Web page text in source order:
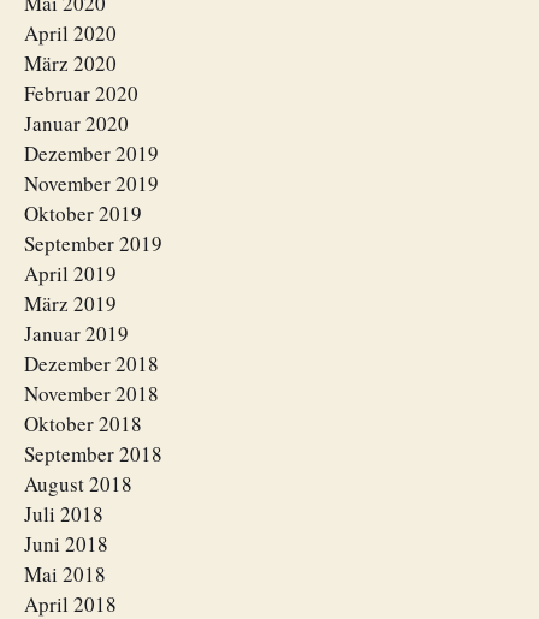
April 2020
März 2020
Februar 2020
Januar 2020
Dezember 2019
November 2019
Oktober 2019
September 2019
April 2019
März 2019
Januar 2019
Dezember 2018
November 2018
Oktober 2018
September 2018
August 2018
Juli 2018
Juni 2018
Mai 2018
April 2018